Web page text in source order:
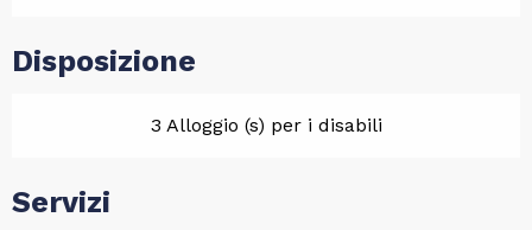
Disposizione
3 Alloggio (s) per i disabili
Servizi